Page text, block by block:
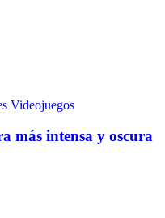
Videojuegos
más intensa y oscura